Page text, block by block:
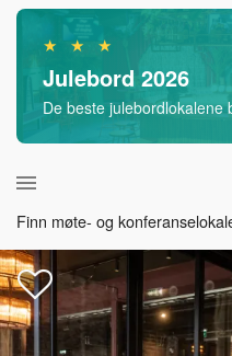
★ ★ ★
Julebord 2026
De beste julebordlokalene
Finn møte- og